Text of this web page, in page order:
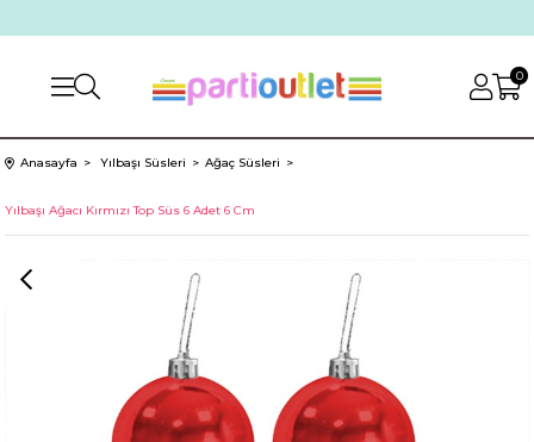
0
Anasayfa Yılbaşı Süsleri Ağaç Süsleri
Yılbaşı Ağacı Kırmızı Top Süs 6 Adet 6 Cm